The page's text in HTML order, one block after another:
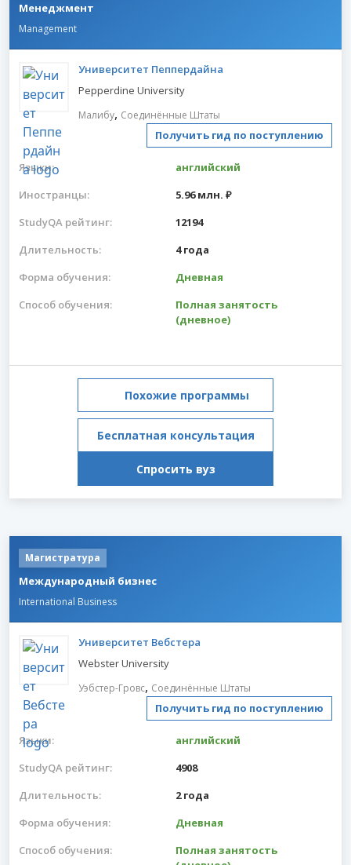
Менеджмент
Management
Университет Пеппердайна
Pepperdine University
Малибу, Соединённые Штаты
Получить гид по поступлению
Языки:
английский
Иностранцы:
5.96 млн. ₽
StudyQA рейтинг:
12194
Длительность:
4 года
Форма обучения:
Дневная
Способ обучения:
Полная занятость
(дневное)
Похожие программы
Бесплатная консультация
Спросить вуз
Магистратура
Международный бизнес
International Business
Университет Вебстера
Webster University
Уэбстер-Гровс, Соединённые Штаты
Получить гид по поступлению
Языки:
английский
StudyQA рейтинг:
4908
Длительность:
2 года
Форма обучения:
Дневная
Способ обучения:
Полная занятость